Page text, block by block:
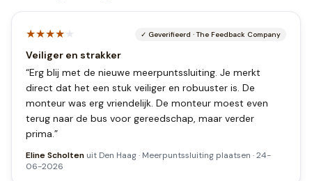
★★★★★ ✓ Geverifieerd ·The Feedback Company
Veiliger en strakker
“Erg blij met de nieuwe meerpuntssluiting. Je merkt
direct dat het een stuk veiliger en robuuster is. De
monteur was erg vriendelijk. De monteur moest even
terug naar de bus voor gereedschap, maar verder
prima.”
Eline Scholten uit Den Haag· Meerpuntssluiting plaatsen ·24-
06-2026